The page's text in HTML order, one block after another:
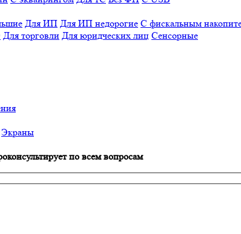
Для ИП Для ИП недорогие С фискальным
Для торговли Для юридческих лиц Сенсорные
Экраны
по всем вопросам